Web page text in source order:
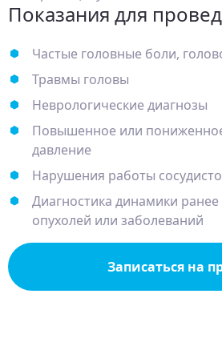
Показания для
Частые головные боли,
Травмы головы
Неврологические диагнозы
Повышенное или
давление
Нарушения работы
Диагностика динамики
опухолей или заболеваний
Записаться на